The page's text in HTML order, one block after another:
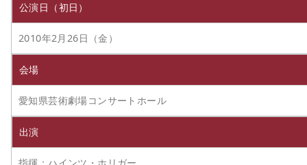
公演日（初日）
2010年2月26日（金）
会場
愛知県芸術劇場コンサートホール
出演